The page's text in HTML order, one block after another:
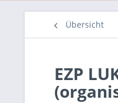
Übersicht
EZP